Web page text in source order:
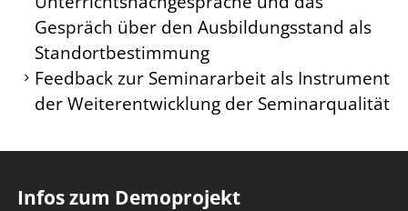
Gespräch über den Ausbildungsstand als
Standortbestimmung
Feedback zur Seminararbeit als Instrument
der Weiterentwicklung der Seminarqualität
Infos zum Demoprojekt